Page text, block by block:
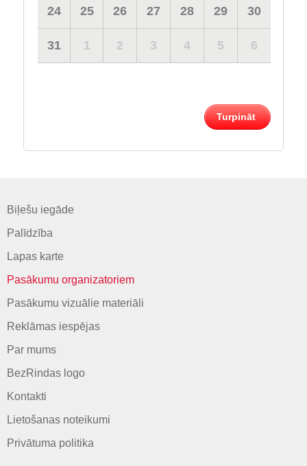
24 25 26 27 28 29 30
31 1 2 3 4 5 6
Turpināt
Biļešu iegāde
Palīdzība
Lapas karte
Pasākumu organizatoriem
Pasākumu vizuālie materiāli
Reklāmas iespējas
Par mums
BezRindas logo
Kontakti
Lietošanas noteikumi
Privātuma politika